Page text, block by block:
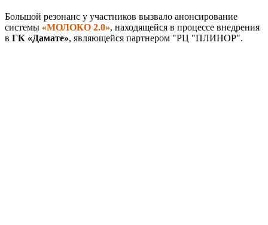
Большой резонанс у участников вызвало анонсирование
системы «МОЛОКО 2.0», находящейся в процессе внедрения
в ГК «Дамате», являющейся партнером "РЦ "ПЛИНОР".